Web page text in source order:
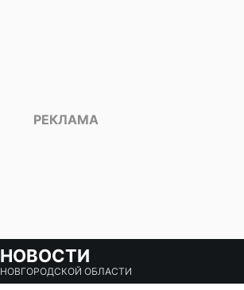
НОВОСТИ
НОВГОРОДСКОЙ ОБЛАСТИ